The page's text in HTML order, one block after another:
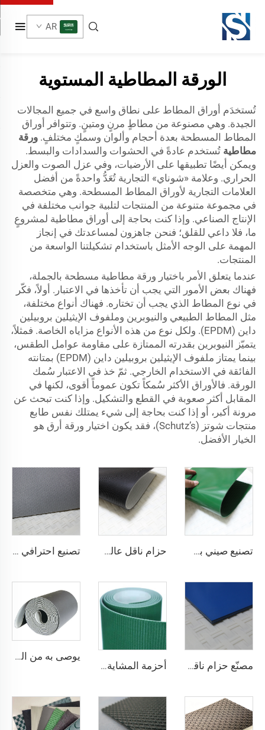
AR
الورقة المطاطية المستوية
تُستخدَم أوراق المطاط على نطاق واسع في جميع المجالات
الجيدة. وهي مصنوعة من مطاطٍ مرنٍ ومتينٍ. وتتوافر أوراق
المطاط المسطحة بعدة أحجام وألوان وسمكٍ مختلفٍ. ورقة
مطاطية تُستخدم عادةً في الحشوات والسدادات والبسط.
ويمكن أيضًا تطبيقها على الأرضيات، وفي عزل الصوت والعزل
الحراري. وعلامة «شوناي» التجارية تُعَدُّ واحدةً من أفضل
العلامات التجارية لأوراق المطاط المسطحة. وهي متخصصة
في مجموعة متنوعة من المنتجات لتلبية جوانب مختلفة في
الإنتاج الصناعي. وإذا كنت بحاجة إلى أوراق مطاطية لمشروعٍ
ما، فلا داعي للقلق؛ فنحن جاهزون لمساعدتك في إنجاز
المهمة على الوجه الأمثل باستخدام تشكيلتنا الواسعة من
المنتجات.
عندما يتعلق الأمر باختيار ورقة مطاطية مسطحة بالجملة،
فهناك بعض الأمور التي يجب أن تأخذها في الاعتبار. أولاً، فكّر
في نوع المطاط الذي يجب أن تختاره. فهناك أنواع مختلفة،
مثل المطاط الطبيعي والنيوبرين وملفوف الإيثيلين بروبيلين
داين (EPDM). ولكل نوع من هذه الأنواع مزاياه الخاصة. فمثلاً،
يتميّز النيوبرين بقدرته الممتازة على مقاومة عوامل الطقس،
بينما يمتاز ملفوف الإيثيلين بروبيلين داين (EPDM) بمتانته
الفائقة في الاستخدام الخارجي. ثمّ خذ في الاعتبار سُمك
الورقة. فالأوراق الأكثر سُمكاً تكون عموماً أقوى، لكنها في
المقابل أكثر صعوبة في القطع والتشكيل. وإذا كنت تبحث عن
مرونة أكبر، أو إذا كنت بحاجة إلى شيء يمتلك نفس طابع
منتجات شوتز (Schutz’s)، فقد يكون اختيار ورقة أرق هو
الخيار الأفضل.
تصنيع صيني بسعر تنافسي لحزام ناقل من مادة PVC حزام ناقل عالي الجودة من القماش المضاد للكهرباء الساكنة بلون أسود بسماكة 2 مم من مادة PVC للنقل اللوجستي مباشرة من المصنع تصنيع احترافي لأحزمة نقل لوجستية من مادة PVC من أجل فرز وتوزيع فعال في صناعات المطاعم
مصنّع حزام ناقل مضاد للكهرباء الساكنة ومضاد للالتصاق لمطاعم المخابز والحلويات أحزمة المشاية بسعر المصنع من شوناي، سمك 1.6 مم، حزام مشاية أسود من مادة PVC، حزام ماكينة مشي
يوصى به من المصنّع: كونتر دفع في السوبرماركت مزود بسيور نقل، سيور نقل ذات استقرار عالي في السرعة، من مادة البولي يوريثان (PU)